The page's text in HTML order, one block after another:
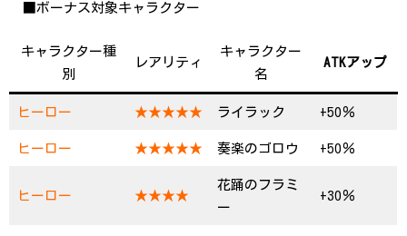
■ボーナス対象キャラクター
キャラクター種
別
レアリティ
キャラクター
名
ATKアップ
ヒーロー ★★★★★ ライラック +50％
ヒーロー ★★★★★ 奏楽のゴロウ +50％
ヒーロー ★★★★
花踊のフラミ
ー
+30％